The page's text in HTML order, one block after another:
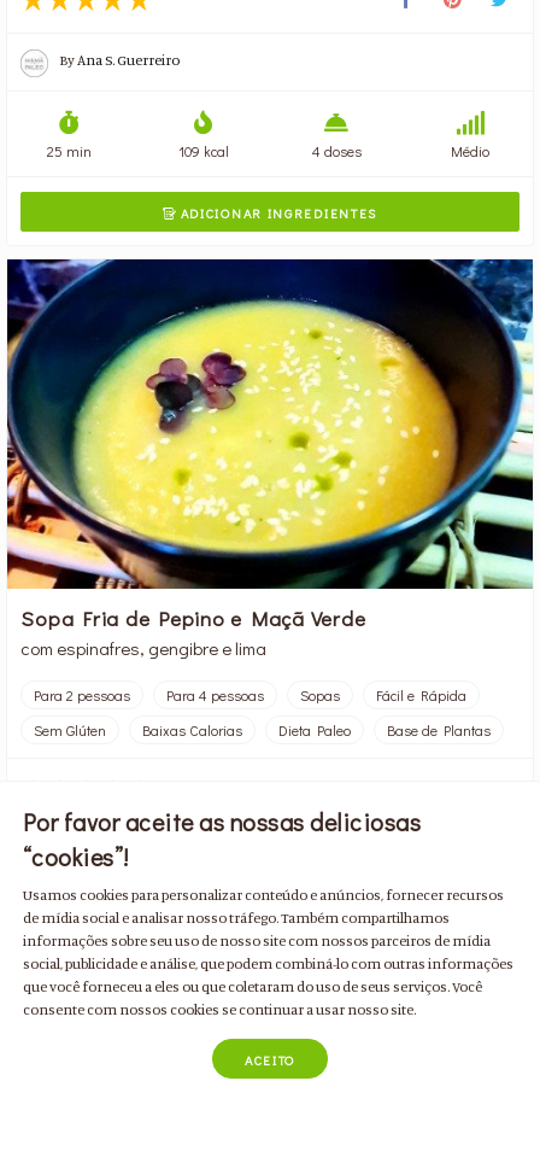
By Ana S. Guerreiro
25 min 109 kcal 4 doses Médio
ADICIONAR INGREDIENTES
Sopa Fria de Pepino e Maçã Verde
com espinafres, gengibre e lima
Para 2 pessoas Para 4 pessoas Sopas
Fácil e Rápida
Sem Glúten
Baixas Calorias Dieta Paleo Base de Plantas
ByAna S. Guerreiro
10 min 111 kcal 4 doses Fácil
ADICIONAR INGREDIENTES
Por favor aceite as nossas deliciosas
“cookies”!
Usamos cookies para personalizar conteúdo e anúncios, fornecer recursos
de mídia social e analisar nosso tráfego. Também compartilhamos
informações sobre seu uso de nosso site com nossos parceiros de mídia
social, publicidade e análise, que podem combiná-lo com outras informações
que você forneceu a eles ou que coletaram do uso de seus serviços. Você
consente com nossos cookies se continuar a usar nosso site.
ACEITO